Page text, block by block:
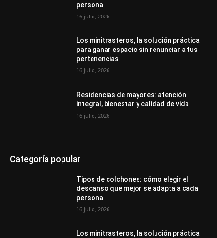
persona
16 julio, 2026
Los minitrasteros, la solución práctica
para ganar espacio sin renunciar a tus
pertenencias
16 julio, 2026
Residencias de mayores: atención
integral, bienestar y calidad de vida
16 julio, 2026
Categoría popular
Tipos de colchones: cómo elegir el
descanso que mejor se adapta a cada
persona
16 julio, 2026
Los minitrasteros, la solución práctica